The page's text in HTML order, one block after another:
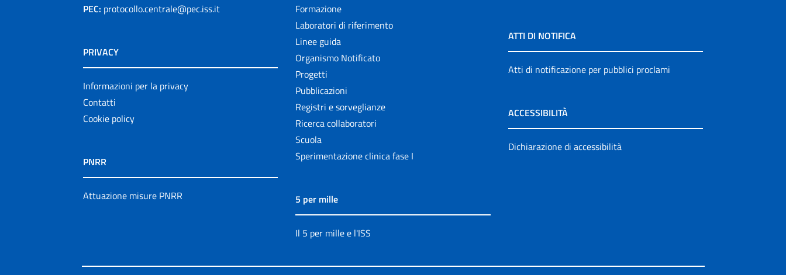
PEC: protocollo.centrale@pec.iss.it
PRIVACY
Informazioni per la privacy
Contatti
Cookie policy
PNRR
Attuazione misure PNRR
Formazione
Laboratori di riferimento
Linee guida
Organismo Notificato
Progetti
Pubblicazioni
Registri e sorveglianze
Ricerca collaboratori
Scuola
Sperimentazione clinica fase I
5 per mille
Il 5 per mille e l'ISS
ATTI DI NOTIFICA
Atti di notificazione per pubblici proclami
ACCESSIBILITÀ
Dichiarazione di accessibilità